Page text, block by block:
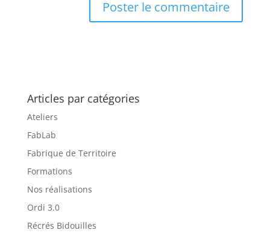
Articles par catégories
Ateliers
FabLab
Fabrique de Territoire
Formations
Nos réalisations
Ordi 3.0
Récrés Bidouilles